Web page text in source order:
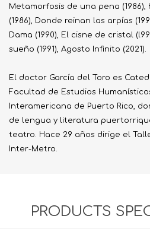
Metamorfosis de una pena
(1986), Donde reinan las arpías
Dama (1990), El cisne de cristal
sueño (1991), Agosto Infinito (2021).
El doctor García del Toro es
Facultad de Estudios
Interamericana de Puerto Rico,
de lengua y literatura
teatro. Hace 29 años dirige el
Inter-Metro.
PRODUCTS